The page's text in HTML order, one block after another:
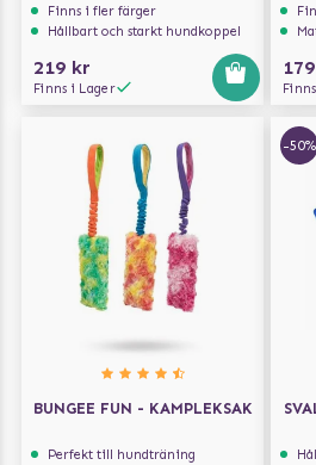
Finns i fler färger
Hållbart och starkt hundkoppel
219 kr
Finns i Lager
BUNGEE FUN - KAMPLEKSAK
Perfekt till hundträning
-50%